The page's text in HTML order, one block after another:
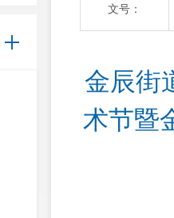
文号：
金辰街
术节暨